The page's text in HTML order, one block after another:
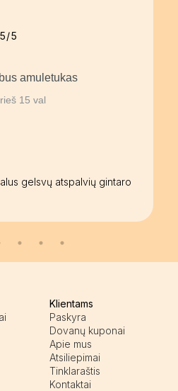
5/5
amuletukas
15 val
gelsvų atspalvių gintaro
Klientams
Paskyra
Dovanų kuponai
Apie mus
Atsiliepimai
Tinklaraštis
Kontaktai